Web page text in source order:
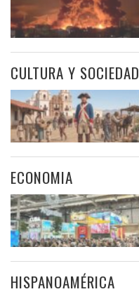
CULTURA Y SOCIEDAD
ECONOMIA
HISPANOAMÉRICA